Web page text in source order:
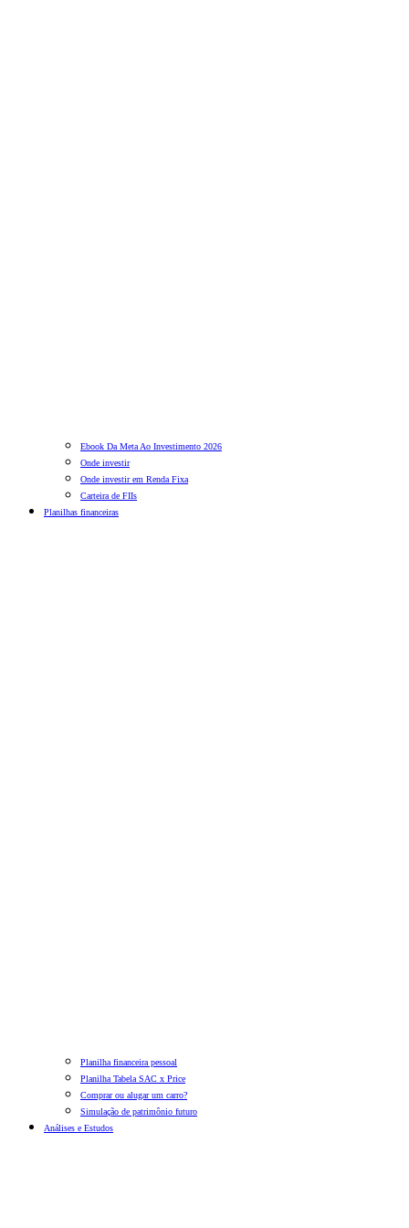
Ebook Da Meta Ao Investimento 2026
Onde investir
Onde investir em Renda Fixa
Carteira de FIIs
Planilhas financeiras
Planilha financeira pessoal
Planilha Tabela SAC x Price
Comprar ou alugar um carro?
Simulação de patrimônio futuro
Análises e Estudos